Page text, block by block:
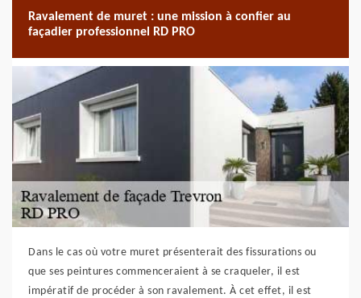
Ravalement de muret : une mission à confier au
façadier professionnel RD PRO
Dans le cas où votre muret présenterait des fissurations ou
que ses peintures commenceraient à se craqueler, il est
impératif de procéder à son ravalement. À cet effet, il est